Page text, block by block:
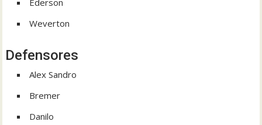
Ederson
Weverton
Defensores
Alex Sandro
Bremer
Danilo